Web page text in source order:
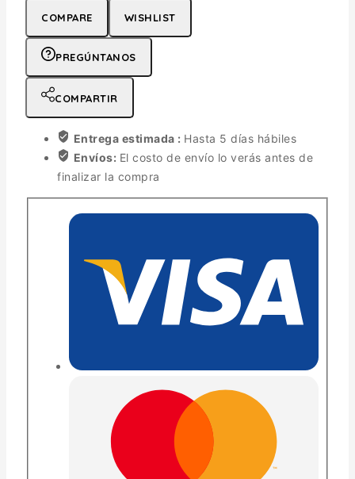
COMPARE WISHLIST
PREGÚNTANOS
COMPARTIR
Entrega estimada : Hasta 5 días hábiles
Envíos: El costo de envío lo verás antes de
finalizar la compra